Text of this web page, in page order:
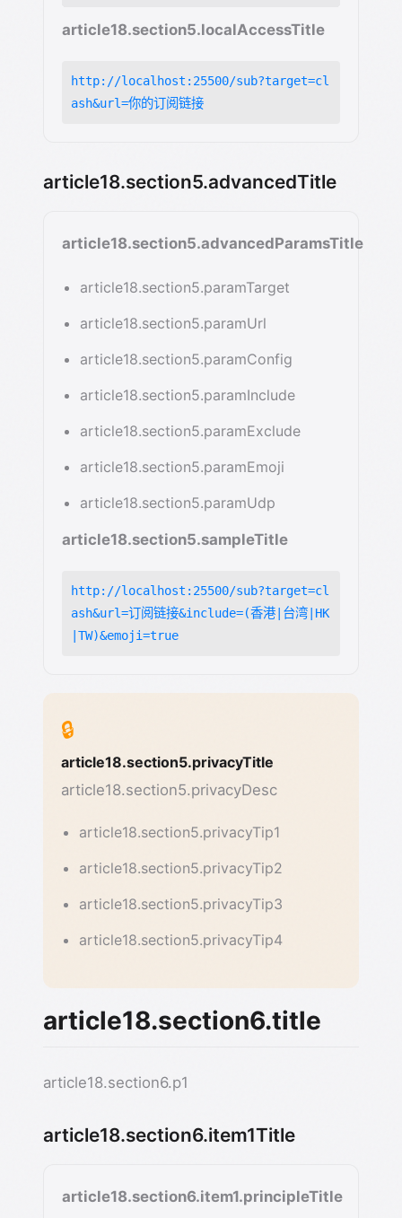
article18.section5.localAccessTitle
http://localhost:25500/sub?target=cl
ash&url=你的订阅链接
article18.section5.advancedTitle
article18.section5.advancedParamsTitle
article18.section5.paramTarget
article18.section5.paramUrl
article18.section5.paramConfig
article18.section5.paramInclude
article18.section5.paramExclude
article18.section5.paramEmoji
article18.section5.paramUdp
article18.section5.sampleTitle
http://localhost:25500/sub?target=cl
ash&url=订阅链接&include=(香港|台湾|HK
|TW)&emoji=true
🔒
article18.section5.privacyTitle
article18.section5.privacyDesc
article18.section5.privacyTip1
article18.section5.privacyTip2
article18.section5.privacyTip3
article18.section5.privacyTip4
article18.section6.title
article18.section6.p1
article18.section6.item1Title
article18.section6.item1.principleTitle